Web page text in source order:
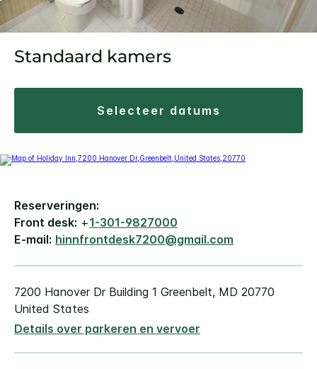
Standaard kamers
selecteer datums
Reserveringen:
Front desk: +1-301-9827000
E-mail: hinnfrontdesk7200@gmail.com
7200 Hanover DrBuilding 1 Greenbelt, MD 20770
United States
Details over parkeren en vervoer